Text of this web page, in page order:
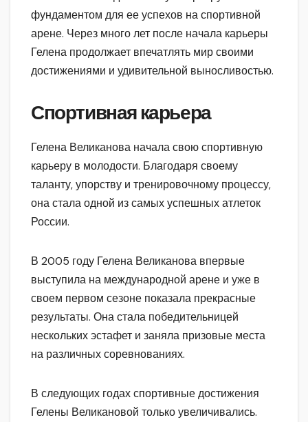
фундаментом для ее успехов на спортивной
арене. Через много лет после начала карьеры
Гелена продолжает впечатлять мир своими
достижениями и удивительной выносливостью.
Спортивная карьера
Гелена Великанова начала свою спортивную
карьеру в молодости. Благодаря своему
таланту, упорству и тренировочному процессу,
она стала одной из самых успешных атлеток
России.
В 2005 году Гелена Великанова впервые
выступила на международной арене и уже в
своем первом сезоне показала прекрасные
результаты. Она стала победительницей
нескольких эстафет и заняла призовые места
на различных соревнованиях.
В следующих годах спортивные достижения
Гелены Великановой только увеличивались.